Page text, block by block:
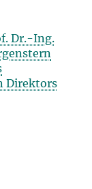
Dr.-Ing.
Direktors